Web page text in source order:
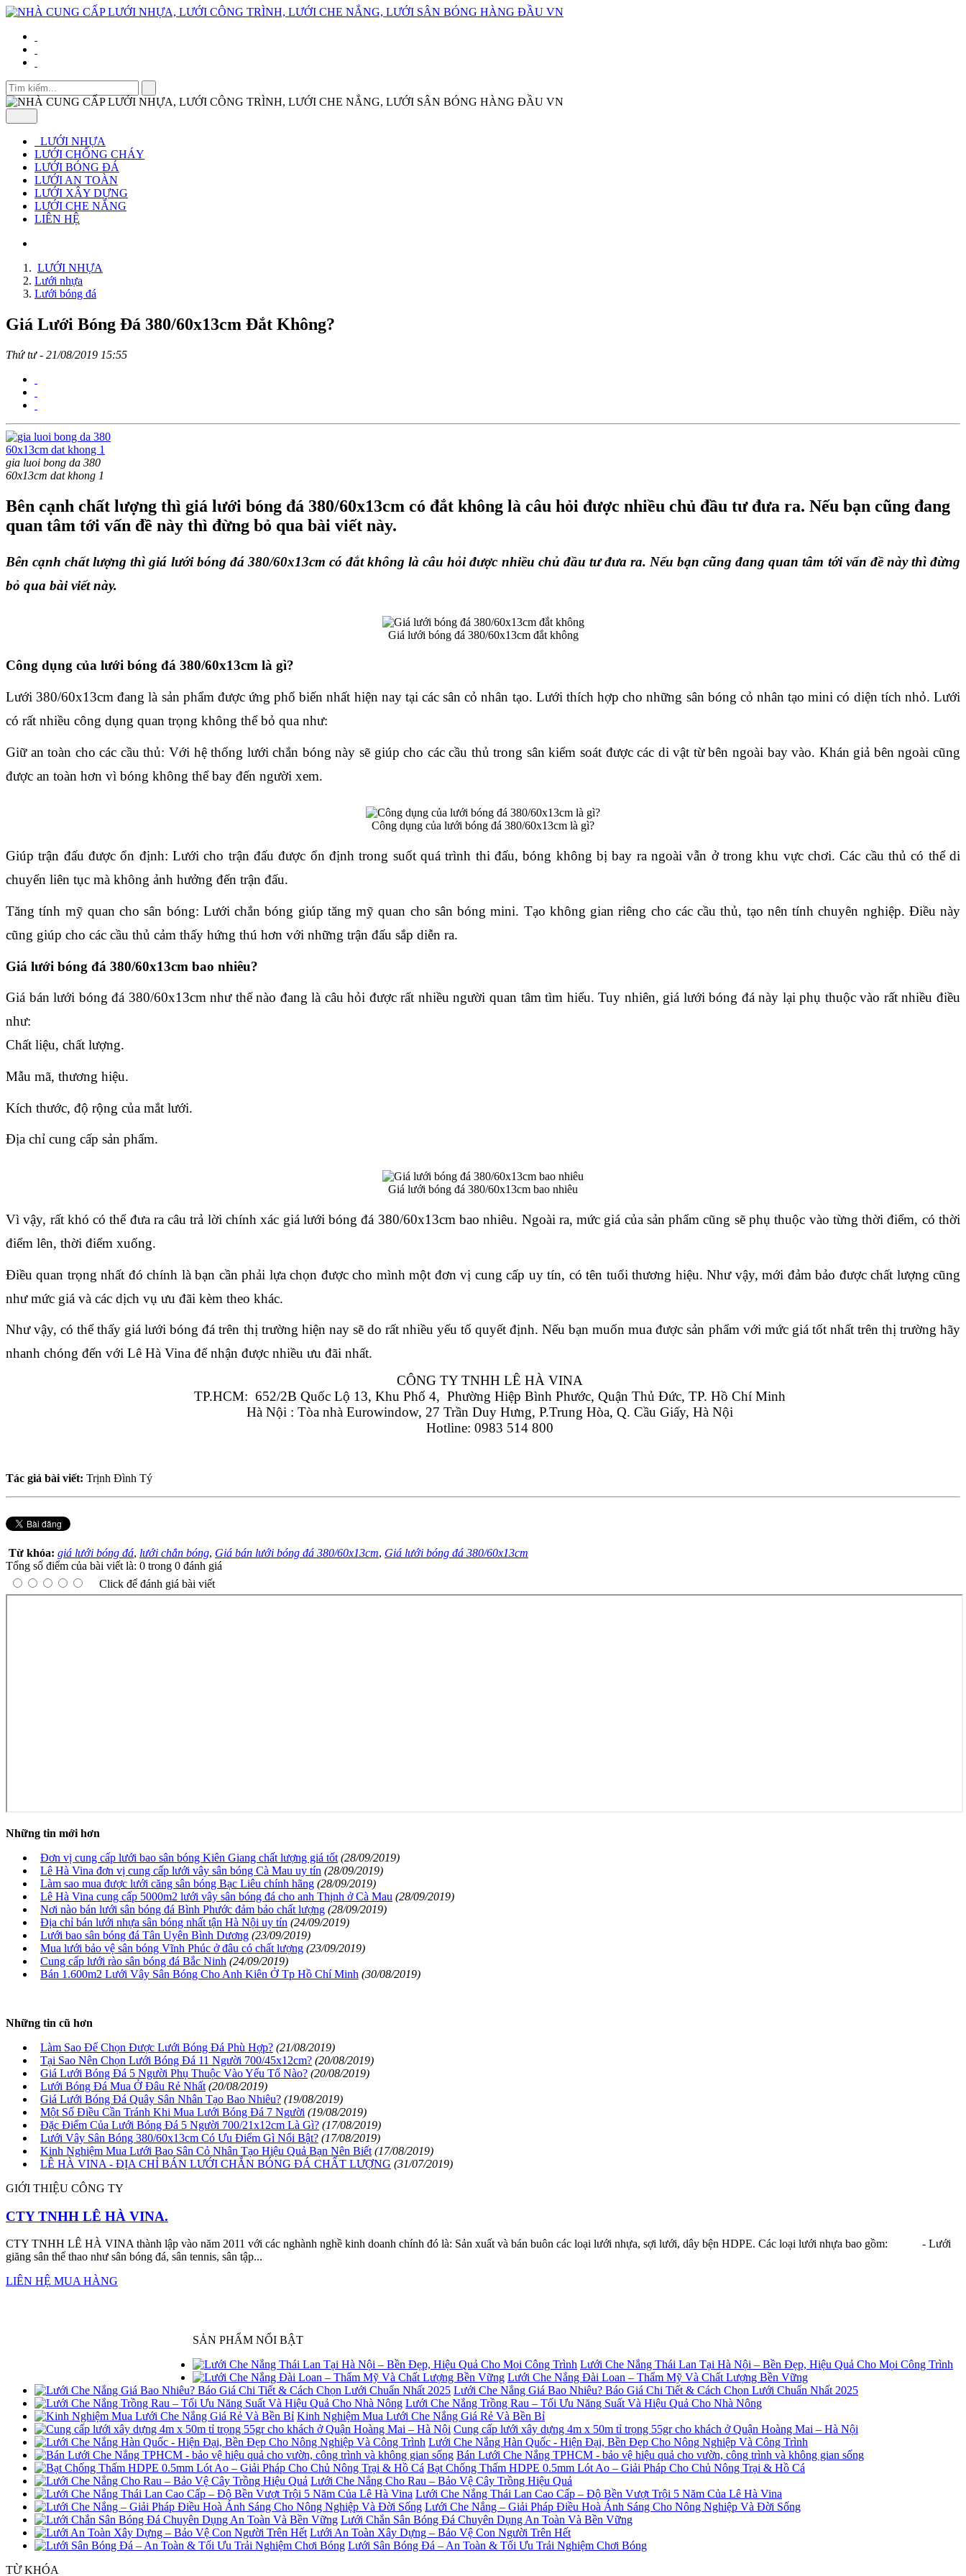
LƯỚI NHỰA
LƯỚI CHỐNG CHÁY
LƯỚI BÓNG ĐÁ
LƯỚI AN TOÀN
LƯỚI XÂY DỰNG
LƯỚI CHE NẮNG
LIÊN HỆ
LƯỚI NHỰA
Lưới nhựa
Lưới bóng đá
Giá Lưới Bóng Đá 380/60x13cm Đắt Không?
Thứ tư - 21/08/2019 15:55
gia luoi bong da 380
60x13cm dat khong 1
Bên cạnh chất lượng thì giá lưới bóng đá 380/60x13cm có đắt không là câu hỏi được nhiều chủ đầu tư đưa ra. Nếu bạn cũng đang
quan tâm tới vấn đề này thì đừng bỏ qua bài viết này.
Bên cạnh chất lượng thì giá lưới bóng đá 380/60x13cm có đắt không là câu hỏi được nhiều chủ đầu tư đưa ra. Nếu bạn cũng đang quan tâm tới vấn đề này thì đừng
bỏ qua bài viết này.
Giá lưới bóng đá 380/60x13cm đắt không
Công dụng của lưới bóng đá 380/60x13cm là gì?
Lưới 380/60x13cm đang là sản phẩm được ứng phổ biến nhất hiện nay tại các sân cỏ nhân tạo. Lưới thích hợp cho những sân bóng cỏ nhân tạo mini có diện tích nhỏ. Lưới
có rất nhiều công dụng quan trọng không thể bỏ qua như:
Giữ an toàn cho các cầu thủ: Với hệ thống lưới chắn bóng này sẽ giúp cho các cầu thủ trong sân kiểm soát được các di vật từ bên ngoài bay vào. Khán giả bên ngoài cũng
được an toàn hơn vì bóng không thể bay đến người xem.
Công dụng của lưới bóng đá 380/60x13cm là gì?
Giúp trận đấu được ổn định: Lưới cho trận đấu được ổn định trong suốt quá trình thi đấu, bóng không bị bay ra ngoài vẫn ở trong khu vực chơi. Các cầu thủ có thể di
chuyển liên tục mà không ảnh hưởng đến trận đấu.
Tăng tính mỹ quan cho sân bóng: Lưới chắn bóng giúp tăng mỹ quan cho sân bóng mini. Tạo không gian riêng cho các cầu thủ, tạo nên tính chuyên nghiệp. Điều này
cũng giúp cho các cầu thủ cảm thấy hứng thú hơn với những trận đấu sắp diễn ra.
Giá lưới bóng đá 380/60x13cm bao nhiêu?
Giá bán lưới bóng đá 380/60x13cm như thế nào đang là câu hỏi được rất nhiều người quan tâm tìm hiểu. Tuy nhiên, giá lưới bóng đá này lại phụ thuộc vào rất nhiều điều
như:
Chất liệu, chất lượng.
Mẫu mã, thương hiệu.
Kích thước, độ rộng của mắt lưới.
Địa chỉ cung cấp sản phẩm.
Giá lưới bóng đá 380/60x13cm bao nhiêu
Vì vậy, rất khó có thể đưa ra câu trả lời chính xác giá lưới bóng đá 380/60x13cm bao nhiêu. Ngoài ra, mức giá của sản phẩm cũng sẽ phụ thuộc vào từng thời điểm, có thời
điểm lên, thời điểm xuống.
Điều quan trọng nhất đó chính là bạn cần phải lựa chọn được cho mình một đơn vị cung cấp uy tín, có tên tuổi thương hiệu. Như vậy, mới đảm bảo được chất lượng cũng
như mức giá và các dịch vụ ưu đãi kèm theo khác.
Như vậy, có thể thấy giá lưới bóng đá trên thị trường hiện nay sẽ do rất nhiều yếu tố quyết định. Nếu bạn muốn mua được sản phẩm với mức giá tốt nhất trên thị trường hãy
nhanh chóng đến với Lê Hà Vina để nhận được nhiều ưu đãi nhất.
CÔNG TY TNHH LÊ HÀ VINA
TP.HCM:  652/2B Quốc Lộ 13, Khu Phố 4,  Phường Hiệp Bình Phước, Quận Thủ Đức, TP. Hồ Chí Minh
Hà Nội : Tòa nhà Eurowindow, 27 Trần Duy Hưng, P.Trung Hòa, Q. Cầu Giấy, Hà Nội
Hotline: 0983 514 800
Tác giả bài viết: Trịnh Đình Tý
Từ khóa: giá lưới bóng đá, lưới chắn bóng, Giá bán lưới bóng đá 380/60x13cm, Giá lưới bóng đá 380/60x13cm
Tổng số điểm của bài viết là: 0 trong 0 đánh giá
Click để đánh giá bài viết
Những tin mới hơn
Đơn vị cung cấp lưới bao sân bóng Kiên Giang chất lượng giá tốt (28/09/2019)
Lê Hà Vina đơn vị cung cấp lưới vây sân bóng Cà Mau uy tín (28/09/2019)
Làm sao mua được lưới căng sân bóng Bạc Liêu chính hãng (28/09/2019)
Lê Hà Vina cung cấp 5000m2 lưới vây sân bóng đá cho anh Thịnh ở Cà Mau (28/09/2019)
Nơi nào bán lưới sân bóng đá Bình Phước đảm bảo chất lượng (28/09/2019)
Địa chỉ bán lưới nhựa sân bóng nhất tận Hà Nội uy tín (24/09/2019)
Lưới bao sân bóng đá Tân Uyên Bình Dương (23/09/2019)
Mua lưới bảo vệ sân bóng Vĩnh Phúc ở đâu có chất lượng (23/09/2019)
Cung cấp lưới rào sân bóng đá Bắc Ninh (24/09/2019)
Bán 1.600m2 Lưới Vây Sân Bóng Cho Anh Kiên Ở Tp Hồ Chí Minh (30/08/2019)
Những tin cũ hơn
Làm Sao Để Chọn Được Lưới Bóng Đá Phù Hợp? (21/08/2019)
Tại Sao Nên Chọn Lưới Bóng Đá 11 Người 700/45x12cm? (20/08/2019)
Giá Lưới Bóng Đá 5 Người Phụ Thuộc Vào Yếu Tố Nào? (20/08/2019)
Lưới Bóng Đá Mua Ở Đâu Rẻ Nhất (20/08/2019)
Giá Lưới Bóng Đá Quây Sân Nhân Tạo Bao Nhiêu? (19/08/2019)
Một Số Điều Cần Tránh Khi Mua Lưới Bóng Đá 7 Người (19/08/2019)
Đặc Điểm Của Lưới Bóng Đá 5 Người 700/21x12cm Là Gì? (17/08/2019)
Lưới Vây Sân Bóng 380/60x13cm Có Ưu Điểm Gì Nổi Bật? (17/08/2019)
Kinh Nghiệm Mua Lưới Bao Sân Cỏ Nhân Tạo Hiệu Quả Bạn Nên Biết (17/08/2019)
LÊ HÀ VINA - ĐỊA CHỈ BÁN LƯỚI CHẮN BÓNG ĐÁ CHẤT LƯỢNG (31/07/2019)
GIỚI THIỆU CÔNG TY
CTY TNHH LÊ HÀ VINA.
CTY TNHH LÊ HÀ VINA thành lập vào năm 2011 với các nghành nghề kinh doanh chính đó là: Sản xuất và bán buôn các loại lưới nhựa, sợi lưới, dây bện HDPE. Các loại lưới nhựa bao gồm: - Lưới
giăng sân thể thao như sân bóng đá, sân tennis, sân tập...
LIÊN HỆ MUA HÀNG
SẢN PHẨM NỔI BẬT
Lưới Che Nắng Thái Lan Tại Hà Nội – Bền Đẹp, Hiệu Quả Cho Mọi Công Trình
Lưới Che Nắng Đài Loan – Thẩm Mỹ Và Chất Lượng Bền Vững
Lưới Che Nắng Giá Bao Nhiêu? Báo Giá Chi Tiết & Cách Chọn Lưới Chuẩn Nhất 2025
Lưới Che Nắng Trồng Rau – Tối Ưu Năng Suất Và Hiệu Quả Cho Nhà Nông
Kinh Nghiệm Mua Lưới Che Nắng Giá Rẻ Và Bền Bỉ
Cung cấp lưới xây dựng 4m x 50m tỉ trọng 55gr cho khách ở Quận Hoàng Mai – Hà Nội
Lưới Che Nắng Hàn Quốc - Hiện Đại, Bền Đẹp Cho Nông Nghiệp Và Công Trình
Bán Lưới Che Nắng TPHCM - bảo vệ hiệu quả cho vườn, công trình và không gian sống
Bạt Chống Thấm HDPE 0.5mm Lót Ao – Giải Pháp Cho Chủ Nông Trại & Hồ Cá
Lưới Che Nắng Cho Rau – Bảo Vệ Cây Trồng Hiệu Quả
Lưới Che Nắng Thái Lan Cao Cấp – Độ Bền Vượt Trội 5 Năm Của Lê Hà Vina
Lưới Che Nắng – Giải Pháp Điều Hoà Ánh Sáng Cho Nông Nghiệp Và Đời Sống
Lưới Chắn Sân Bóng Đá Chuyên Dụng An Toàn Và Bền Vững
Lưới An Toàn Xây Dựng – Bảo Vệ Con Người Trên Hết
Lưới Sân Bóng Đá – An Toàn & Tối Ưu Trải Nghiệm Chơi Bóng
TỪ KHÓA